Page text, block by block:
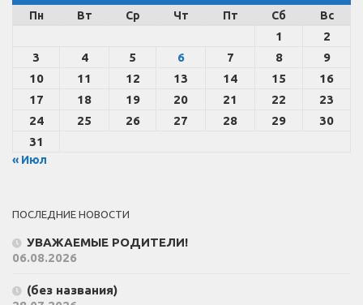
Пн Вт Ср Чт Пт Сб Вс
1
2
3
4 5 6 7 8
9
10
11 12 13 14 15
16
17
18 19 20 21 22
23
24
25 26 27 28 29
30
31
« Июл
ПОСЛЕДНИЕ НОВОСТИ
УВАЖАЕМЫЕ РОДИТЕЛИ!
06.08.2026
(без названия)